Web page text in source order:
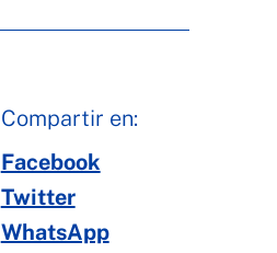
Compartir en:
Facebook
Twitter
WhatsApp